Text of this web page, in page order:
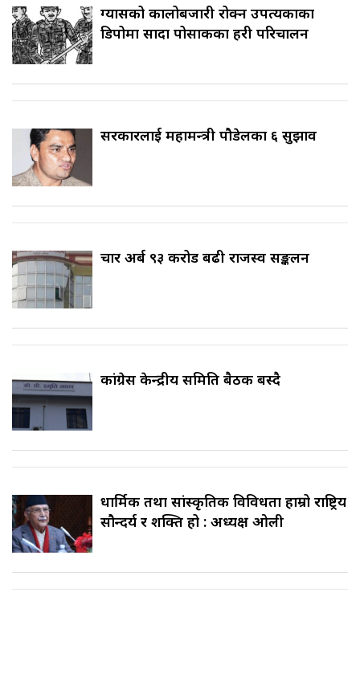
ग्यासको कालोबजारी रोक्न उपत्यकाका
डिपोमा सादा पोसाकका प्रहरी परिचालन
सरकारलाई महामन्त्री पौडेलका ६ सुझाव
चार अर्ब ९३ करोड बढी राजस्व सङ्कलन
कांग्रेस केन्द्रीय समिति बैठक बस्दै
धार्मिक तथा सांस्कृतिक विविधता हाम्रो राष्ट्रिय
सौन्दर्य र शक्ति हो : अध्यक्ष ओली